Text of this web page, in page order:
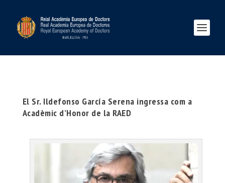
El Sr. Ildefonso García Serena ingressa com a
Acadèmic d’Honor de la RAED